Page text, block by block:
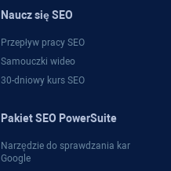
Naucz się SEO
Przepływ pracy SEO
Samouczki wideo
30-dniowy kurs SEO
Pakiet SEO PowerSuite
Narzędzie do sprawdzania kar
Google